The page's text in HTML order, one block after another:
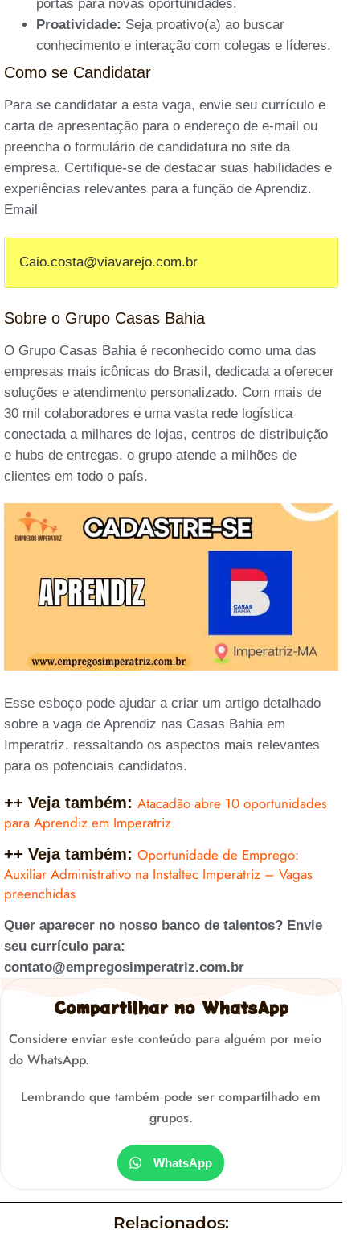
portas para novas oportunidades.
Proatividade: Seja proativo(a) ao buscar
conhecimento e interação com colegas e líderes.
Como se Candidatar
Para se candidatar a esta vaga, envie seu currículo e
carta de apresentação para o endereço de e-mail ou
preencha o formulário de candidatura no site da
empresa. Certifique-se de destacar suas habilidades e
experiências relevantes para a função de Aprendiz.
Email
Caio.costa@viavarejo.com.br
Sobre o Grupo Casas Bahia
O Grupo Casas Bahia é reconhecido como uma das
empresas mais icônicas do Brasil, dedicada a oferecer
soluções e atendimento personalizado. Com mais de
30 mil colaboradores e uma vasta rede logística
conectada a milhares de lojas, centros de distribuição
e hubs de entregas, o grupo atende a milhões de
clientes em todo o país.
Esse esboço pode ajudar a criar um artigo detalhado
sobre a vaga de Aprendiz nas Casas Bahia em
Imperatriz, ressaltando os aspectos mais relevantes
para os potenciais candidatos.
++ Veja também: Atacadão abre 10 oportunidades
para Aprendiz em Imperatriz
++ Veja também: Oportunidade de Emprego:
Auxiliar Administrativo na Instaltec Imperatriz – Vagas
preenchidas
Quer aparecer no nosso banco de talentos? Envie
seu currículo para:
contato@empregosimperatriz.com.br
Compartilhar no WhatsApp
Considere enviar este conteúdo para alguém por meio
do WhatsApp.
Lembrando que também pode ser compartilhado em
grupos.
WhatsApp
Relacionados: